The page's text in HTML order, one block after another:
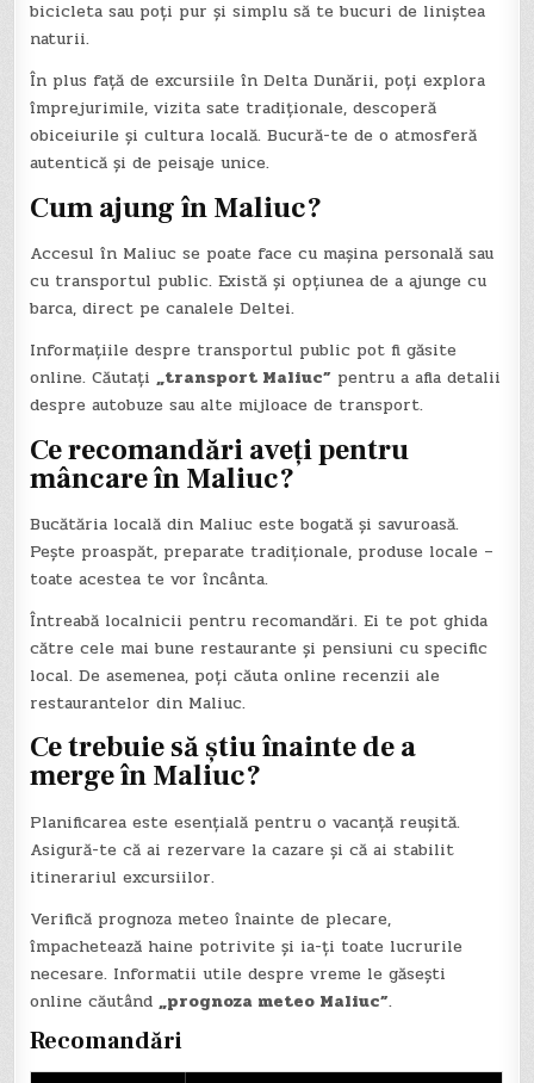
bicicleta sau poți pur și simplu să te bucuri de liniștea
naturii.
În plus față de excursiile în Delta Dunării, poți explora
împrejurimile, vizita sate tradiționale, descoperă
obiceiurile și cultura locală. Bucură-te de o atmosferă
autentică și de peisaje unice.
Cum ajung în Maliuc?
Accesul în Maliuc se poate face cu mașina personală sau
cu transportul public. Există și opțiunea de a ajunge cu
barca, direct pe canalele Deltei.
Informațiile despre transportul public pot fi găsite
online. Căutați„transport Maliuc” pentru a afla detalii
despre autobuze sau alte mijloace de transport.
Ce recomandări aveți pentru
mâncare în Maliuc?
Bucătăria locală din Maliuc este bogată și savuroasă.
Pește proaspăt, preparate tradiționale, produse locale –
toate acestea te vor încânta.
Întreabă localnicii pentru recomandări. Ei te pot ghida
către cele mai bune restaurante și pensiuni cu specific
local. De asemenea, poți căuta online recenzii ale
restaurantelor din Maliuc.
Ce trebuie să știu înainte de a
merge în Maliuc?
Planificarea este esențială pentru o vacanță reușită.
Asigură-te că ai rezervare la cazare și că ai stabilit
itinerariul excursiilor.
Verifică prognoza meteo înainte de plecare,
împachetează haine potrivite și ia-ți toate lucrurile
necesare. Informatii utile despre vreme le găsești
online căutând„prognoza meteo Maliuc”.
Recomandări